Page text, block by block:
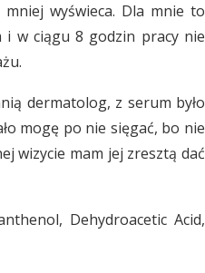
wyświeca. Dla mnie to
i w ciągu 8 godzin pracy nie
dermatolog, z serum było
mogę po nie sięgać, bo nie
wizycie mam jej zresztą dać
Dehydroacetic Acid,